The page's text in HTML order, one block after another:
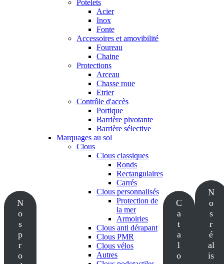
N
o
s
p
r
o
Potelets
Acier
Inox
Fonte
Accessoires et amovibilité
Foureau
Chaine
Protections
Arceau
Chasse roue
Etrier
Contrôle d'accès
Portique
Barrière pivotante
Barrière sélective
Marquages au sol
Clous
Clous classiques
Ronds
Rectangulaires
Carrés
Clous personnalisés
Protection de
la mer
Armoiries
Clous anti dérapant
Clous PMR
Clous vélos
Autres
C
a
t
a
l
o
N
o
s
r
é
al
is